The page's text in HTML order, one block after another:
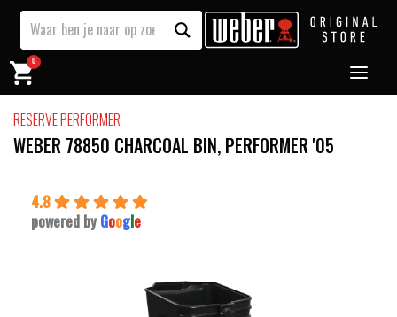
0
RESERVE PERFORMER
WEBER 78850 CHARCOAL BIN, PERFORMER '05
4.8
powered by Google